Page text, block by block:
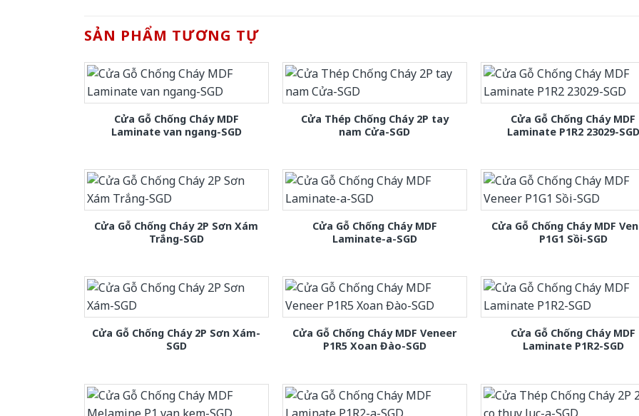
SẢN PHẨM TƯƠNG TỰ
Cửa Gỗ Chống Cháy MDF
Laminate van ngang-SGD
Cửa Thép Chống Cháy 2P tay
nam Cửa-SGD
Cửa Gỗ Chống Cháy MDF
Laminate P1R2 23029-SGD
Cửa Gỗ Chống Cháy 2P Sơn Xám
Trắng-SGD
Cửa Gỗ Chống Cháy MDF
Laminate-a-SGD
Cửa Gỗ Chống Cháy MDF
P1G1 Sồi-SGD
Cửa Gỗ Chống Cháy 2P Sơn Xám-
SGD
Cửa Gỗ Chống Cháy MDF Veneer
P1R5 Xoan Đào-SGD
Cửa Gỗ Chống Cháy MDF
Laminate P1R2-SGD